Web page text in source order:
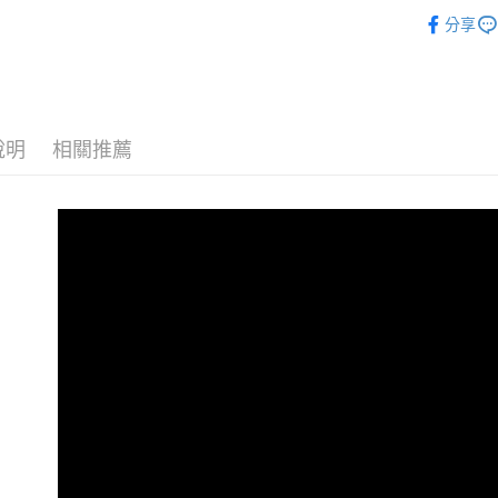
悠遊付
每筆
分享
明 相關推薦